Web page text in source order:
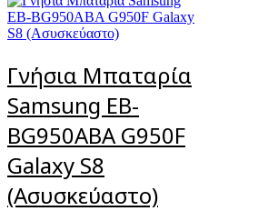
Γνήσια Μπαταρία
Samsung EB-
BG950ABA G950F
Galaxy S8
(Ασυσκεύαστο)